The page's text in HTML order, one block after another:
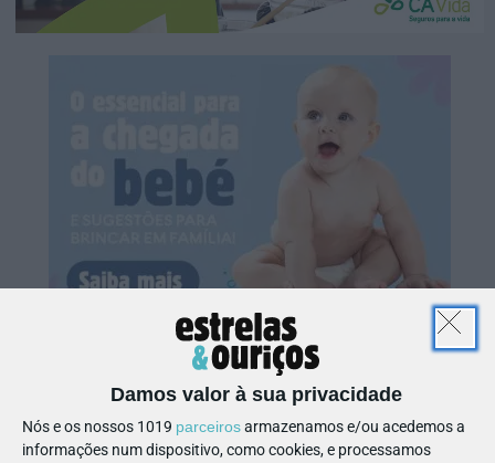
Damos valor à sua privacidade
Nós e os nossos 1019 parceirosarmazenamos e/ou acedemos a
informações num dispositivo, como cookies, e processamos